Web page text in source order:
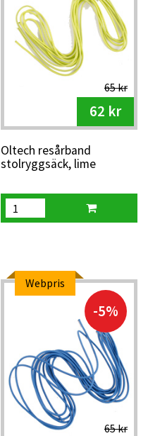
65 kr
62 kr
Oltech resårband
stolryggsäck, lime
Webpris
-5%
65 kr